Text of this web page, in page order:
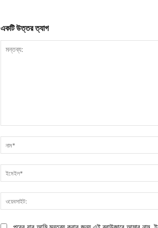
একটি উত্তর ত্যাগ